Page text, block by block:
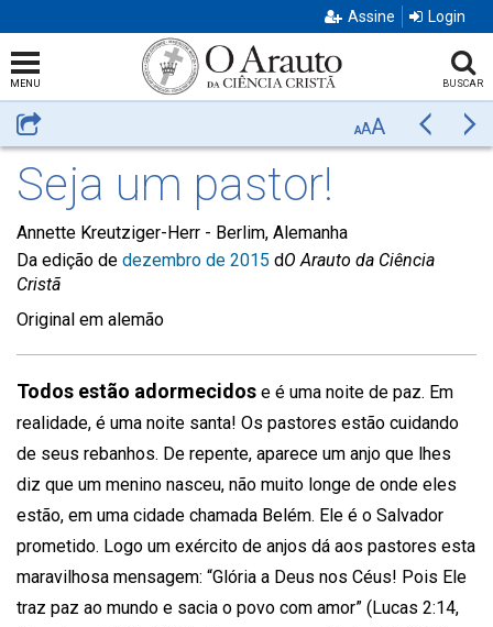
Assine Login
MENU BUSCAR
Compartilhar AAA Anterior
Seja um pastor!
Annette Kreutziger-Herr - Berlim, Alemanha
Da edição de dezembro de 2015 dO Arauto da Ciência
Cristã
Original em alemão
Todos estão adormecidos e é uma noite de paz. Em
realidade, é uma noite santa! Os pastores estão cuidando
de seus rebanhos. De repente, aparece um anjo que lhes
diz que um menino nasceu, não muito longe de onde eles
estão, em uma cidade chamada Belém. Ele é o Salvador
prometido. Logo um exército de anjos dá aos pastores esta
maravilhosa mensagem: “Glória a Deus nos Céus! Pois Ele
traz paz ao mundo e sacia o povo com amor” (Lucas 2:14,